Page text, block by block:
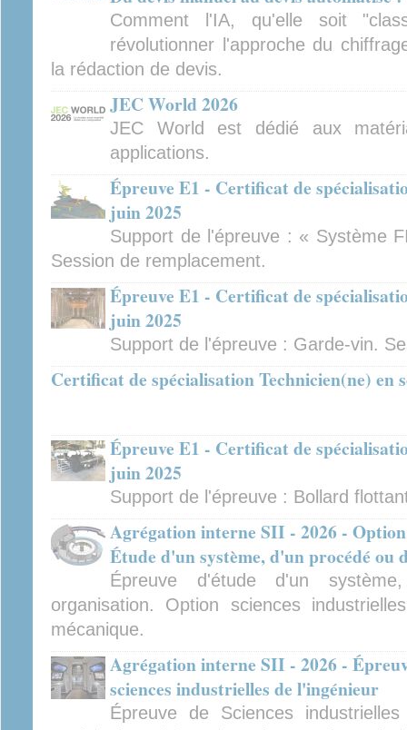
Comment l'IA, qu'elle soit
révolutionner l'approche du
la rédaction de devis.
JEC World 2026
JEC World est dédié aux
applications.
Épreuve E1 - Certificat de
juin 2025
Support de l'épreuve : « Système
Session de remplacement.
Épreuve E1 - Certificat de
juin 2025
Support de l'épreuve : Garde-vin.
Certificat de spécialisation Technicien(ne) en
Épreuve E1 - Certificat de
juin 2025
Support de l'épreuve : Bollard
Agrégation interne SII - 2026 -
Étude d'un système, d'un procédé ou
Épreuve d'étude d'un
organisation. Option sciences
mécanique.
Agrégation interne SII - 2026 -
sciences industrielles de l'ingénieur
Épreuve de Sciences